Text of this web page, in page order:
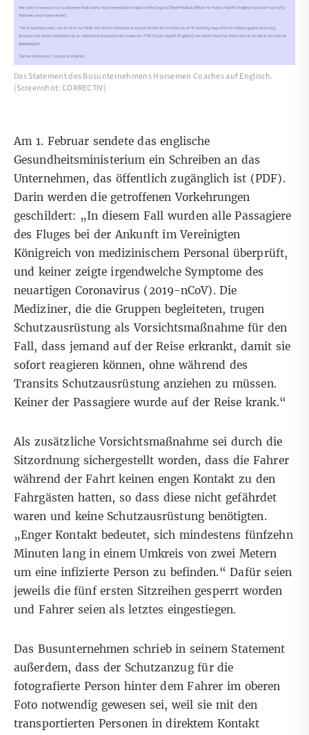
Das Statement des Busunternehmens Horsemen Coaches auf Englisch.
(Screenshot: CORRECTIV)
Am 1. Februar sendete das englische
Gesundheitsministerium ein Schreiben an das
Unternehmen, das öffentlich zugänglich ist (PDF).
Darin werden die getroffenen Vorkehrungen
geschildert: „In diesem Fall wurden alle Passagiere
des Fluges bei der Ankunft im Vereinigten
Königreich von medizinischem Personal überprüft,
und keiner zeigte irgendwelche Symptome des
neuartigen Coronavirus (2019-nCoV). Die
Mediziner, die die Gruppen begleiteten, trugen
Schutzausrüstung als Vorsichtsmaßnahme für den
Fall, dass jemand auf der Reise erkrankt, damit sie
sofort reagieren können, ohne während des
Transits Schutzausrüstung anziehen zu müssen.
Keiner der Passagiere wurde auf der Reise krank.“
Als zusätzliche Vorsichtsmaßnahme sei durch die
Sitzordnung sichergestellt worden, dass die Fahrer
während der Fahrt keinen engen Kontakt zu den
Fahrgästen hatten, so dass diese nicht gefährdet
waren und keine Schutzausrüstung benötigten.
„Enger Kontakt bedeutet, sich mindestens fünfzehn
Minuten lang in einem Umkreis von zwei Metern
um eine infizierte Person zu befinden.“ Dafür seien
jeweils die fünf ersten Sitzreihen gesperrt worden
und Fahrer seien als letztes eingestiegen.
Das Busunternehmen schrieb in seinem Statement
außerdem, dass der Schutzanzug für die
fotografierte Person hinter dem Fahrer im oberen
Foto notwendig gewesen sei, weil sie mit den
transportierten Personen in direktem Kontakt